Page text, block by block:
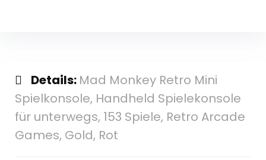
Details: Mad Monkey Retro Mini
Spielkonsole, Handheld Spielekonsole
für unterwegs, 153 Spiele, Retro Arcade
Games, Gold, Rot